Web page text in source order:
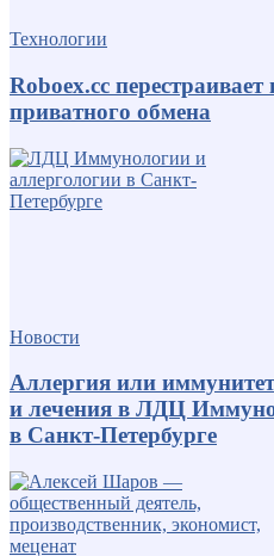
Технологии
Roboex.cc
приватного обмена
Новости
Аллергия или
и лечения в ЛДЦ
в Санкт-Петербурге